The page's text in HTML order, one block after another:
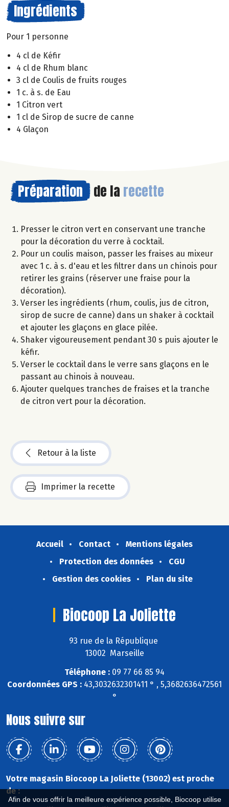
Afin de vous offrir la meilleure expérience possible, Biocoop utilise
Ingrédients
Pour 1 personne
4 cl de Kéfir
4 cl de Rhum blanc
3 cl de Coulis de fruits rouges
1 c. à s. de Eau
1 Citron vert
1 cl de Sirop de sucre de canne
4 Glaçon
Préparation de la recette
Presser le citron vert en conservant une tranche
pour la décoration du verre à cocktail.
Pour un coulis maison, passer les fraises au mixeur
avec 1 c. à s. d'eau et les filtrer dans un chinois pour
retirer les grains (réserver une fraise pour la
décoration).
Verser les ingrédients (rhum, coulis, jus de citron,
sirop de sucre de canne) dans un shaker à cocktail
et ajouter les glaçons en glace pilée.
Shaker vigoureusement pendant 30 s puis ajouter le
kéfir.
Verser le cocktail dans le verre sans glaçons en le
passant au chinois à nouveau.
Ajouter quelques tranches de fraises et la tranche
de citron vert pour la décoration.
Retour à la liste
Imprimer la recette
Accueil Contact
Mentions légales
Protection des données
CGU
Gestion des cookies
Plan du site
Biocoop La Joliette
93 rue de la République
13002 Marseille
Téléphone : 09 77 66 85 94
Coordonnées GPS : 43,3032632301411 ° , 5,3682636472561
°
Nous suivre sur
Votre magasin Biocoop La Joliette (13002) est proche
de :